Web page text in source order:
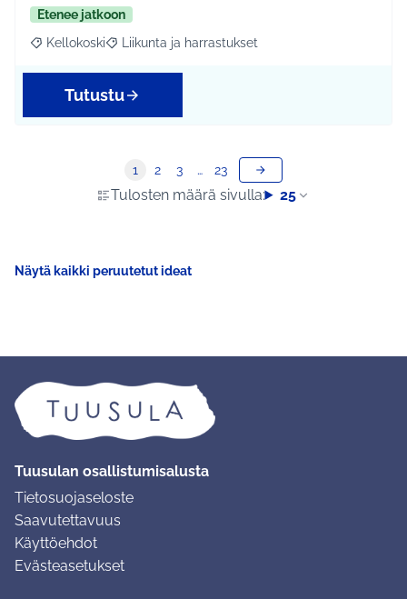
Etenee jatkoon
Rajaa tulokset aihepiirin mukaan: Kellokoski
Kellokoski Rajaa tulokset teeman mukaan: Liikunta ja
Liikunta ja harrastukset
Tutustu
Tulosten määrä sivulla: 25
1 2 3 … 23
Näytä kaikki peruutetut ideat
Tuusulan osallistumisalusta
Tietosuojaseloste
Saavutettavuus
Käyttöehdot
Evästeasetukset